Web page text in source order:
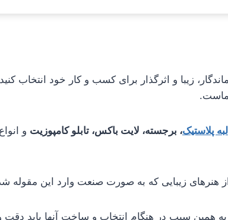
زیبا و اثرگذار برای کسب و کار خود انتخاب
لبه پلاستیک، برجسته، لایت باکس، تابلو کامپوزیت و
هنرهای زیبایی که به صورت صنعت وارد این مقوله
همین سبب در هنگام انتخاب و ساخت آنها باید